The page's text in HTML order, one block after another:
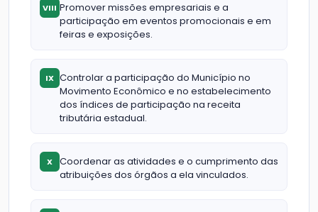
VIII Promover missões empresariais e a
participação em eventos promocionais e em
feiras e exposições.
IX Controlar a participação do Município no
Movimento Econômico e no estabelecimento
dos índices de participação na receita
tributária estadual.
X
Coordenar as atividades e o cumprimento das
atribuições dos órgãos a ela vinculados.